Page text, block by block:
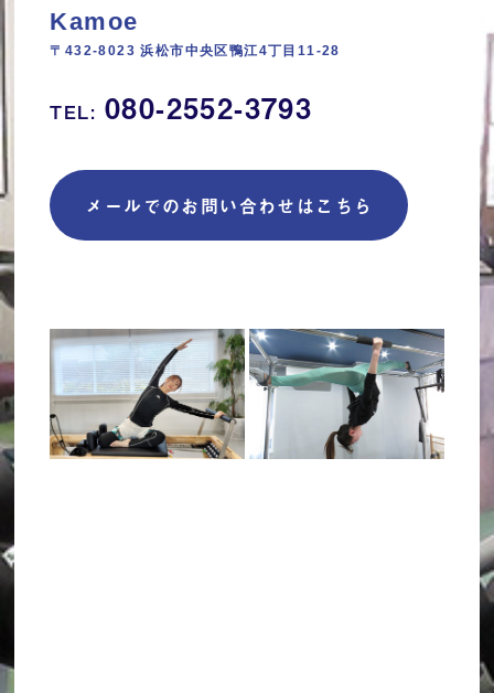
Kamoe
〒432-8023 浜松市中央区鴨江4丁目11‐28
TEL: 080-2552-3793
メールでのお問い合わせはこちら